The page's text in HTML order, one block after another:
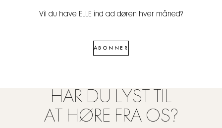
Vil du have ELLE ind ad døren hver måned?
ABONNER
HAR DU LYST TIL
AT HØRE FRA OS?